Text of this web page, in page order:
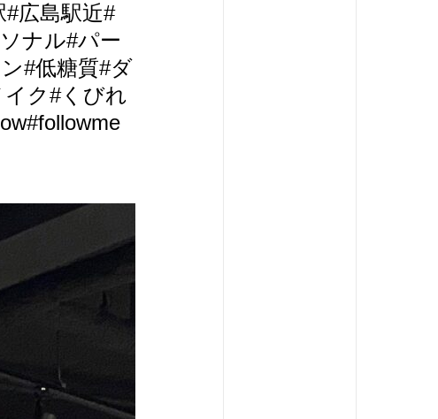
広島駅近#
ナル#パー
#低糖質#ダ
ク#くびれ